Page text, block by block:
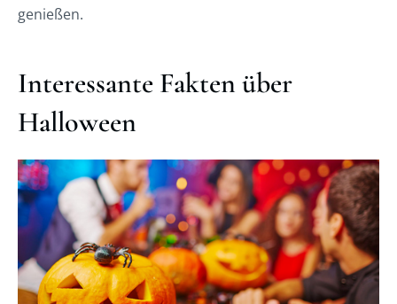
genießen.
Interessante Fakten über
Halloween